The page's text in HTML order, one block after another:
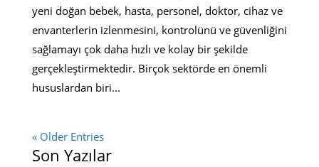
yeni doğan bebek, hasta, personel, doktor, cihaz ve
envanterlerin izlenmesini, kontrolünü ve güvenliğini
sağlamayı çok daha hızlı ve kolay bir şekilde
gerçekleştirmektedir. Birçok sektörde en önemli
hususlardan biri...
« Older Entries
Son Yazılar